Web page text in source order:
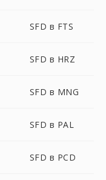
SFD в FTS
SFD в HRZ
SFD в MNG
SFD в PAL
SFD в PCD